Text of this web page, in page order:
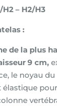
– H2/H3
:
de la plus
9 cm,
le noyau